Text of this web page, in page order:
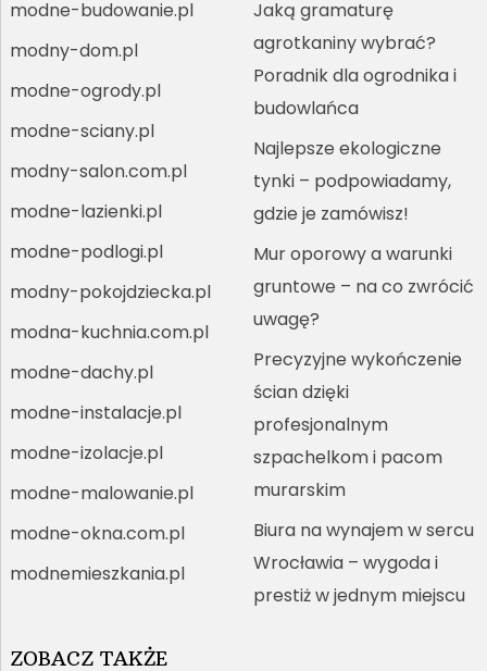
modne-budowanie.pl
modny-dom.pl
modne-ogrody.pl
modne-sciany.pl
modny-salon.com.pl
modne-lazienki.pl
modne-podlogi.pl
modny-pokojdziecka.pl
modna-kuchnia.com.pl
modne-dachy.pl
modne-instalacje.pl
modne-izolacje.pl
modne-malowanie.pl
modne-okna.com.pl
modnemieszkania.pl
Jaką gramaturę
agrotkaniny wybrać?
Poradnik dla ogrodnika i
budowlańca
Najlepsze ekologiczne
tynki – podpowiadamy,
gdzie je zamówisz!
Mur oporowy a warunki
gruntowe – na co zwrócić
uwagę?
Precyzyjne wykończenie
ścian dzięki
profesjonalnym
szpachelkom i pacom
murarskim
Biura na wynajem w sercu
Wrocławia – wygoda i
prestiż w jednym miejscu
ZOBACZ TAKŻE